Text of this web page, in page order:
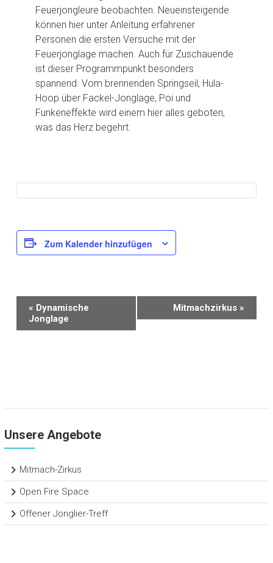
Feuerjongleure beobachten. Neueinsteigende
können hier unter Anleitung erfahrener
Personen die ersten Versuche mit der
Feuerjonglage machen. Auch für Zuschauende
ist dieser Programmpunkt besonders
spannend. Vom brennenden Springseil, Hula-
Hoop über Fackel-Jonglage, Poi und
Funkeneffekte wird einem hier alles geboten,
was das Herz begehrt.
Zum Kalender hinzufügen
a
t
u
n
« Dynamische
Jonglage
Mitmachzirkus »
Unsere Angebote
Mitmach-Zirkus
Open Fire Space
Offener Jonglier-Treff